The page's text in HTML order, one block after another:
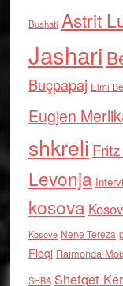
Bushati Astrit
Jashari
Buçpapaj Elmi
Eugjen
shkreli
Levonja
kosova
Kosove Nene Tereza
Floqi Raimonda
SHBA Shefqet